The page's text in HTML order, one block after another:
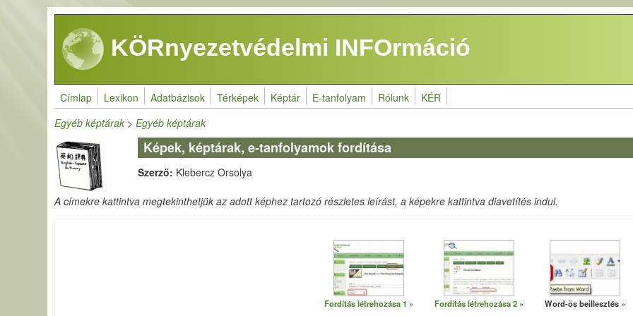
Ugrás a tartalomra
KÖRnyezetvédelmi INFOrmáció
Címlap Lexikon Adatbázisok Térképek Képtár E-tanfolyam Rólunk KÉR
Egyéb képtárak >Egyéb képtárak
Képek, képtárak, e-tanfolyamok fordítása
Szerző: Klebercz Orsolya
A címekre kattintva megtekinthetjük az adott képhez tartozó részletes leírást, a képekre kattintva diavetítés indul.
Fordítás létrehozása 1 Fordítás létrehozása 2 Word-ös beillesztés